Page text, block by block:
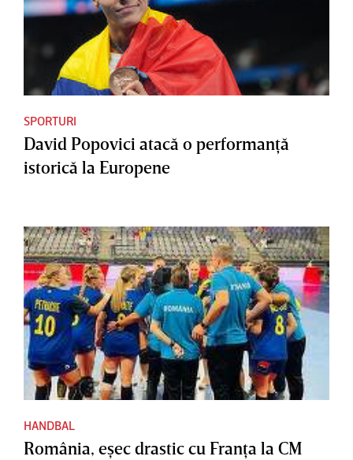
SPORTURI
David Popovici atacă o performanţă
istorică la Europene
HANDBAL
România, eşec drastic cu Franţa la CM